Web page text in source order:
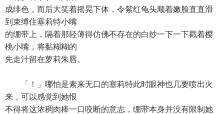
成绯色，而后大笑着摇晃下体，令紫红龟头顺着嫩脸直直滑
到束缚住塞莉特小嘴
的绷带上，隔着那轻薄得仿佛不存在的白纱一下一下戳着樱
桃小嘴，将黏糊糊的
先走汁留在萝莉朱唇。
「！」哪怕是素来无口的塞莉特此时眼神也几要喷出火
来，可以感觉到她恨
不得将这浓稠肉棒一口咬断的意志，绷带本身并没有限制她